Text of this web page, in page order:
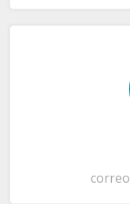
correo